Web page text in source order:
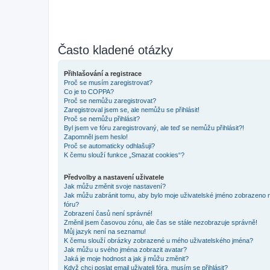
Často kladené otázky
Přihlašování a registrace
Proč se musím zaregistrovat?
Co je to COPPA?
Proč se nemůžu zaregistrovat?
Zaregistroval jsem se, ale nemůžu se přihlásit!
Proč se nemůžu přihlásit?
Byl jsem ve fóru zaregistrovaný, ale teď se nemůžu přihlásit?!
Zapomněl jsem heslo!
Proč se automaticky odhlašuji?
K čemu slouží funkce „Smazat cookies“?
Předvolby a nastavení uživatele
Jak můžu změnit svoje nastavení?
Jak můžu zabránit tomu, aby bylo moje uživatelské jméno
fóru?
Zobrazení časů není správné!
Změnil jsem časovou zónu, ale čas se stále nezobrazuje správně!
Můj jazyk není na seznamu!
K čemu slouží obrázky zobrazené u mého uživatelského jména?
Jak můžu u svého jména zobrazit avatar?
Jaká je moje hodnost a jak ji můžu změnit?
Když chci poslat email uživateli fóra, musím se přihlásit?